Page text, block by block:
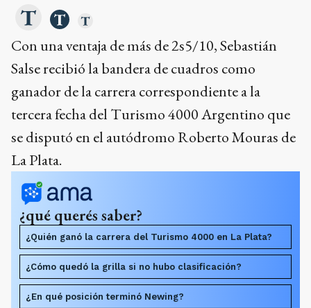
Con una ventaja de más de 2s5/10, Sebastián
Salse recibió la bandera de cuadros como
ganador de la carrera correspondiente a la
tercera fecha del Turismo 4000 Argentino que
se disputó en el autódromo Roberto Mouras de
La Plata.
¿qué querés saber?
¿Quién ganó la carrera del Turismo 4000 en La Plata?
¿Cómo quedó la grilla si no hubo clasificación?
¿En qué posición terminó Newing?